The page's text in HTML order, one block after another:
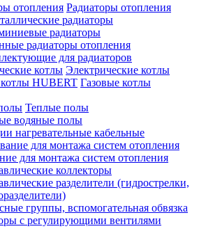
Радиаторы отопления
радиаторы
радиаторы
радиаторы отопления
для радиаторов
Электрические котлы
Газовые котлы
Теплые полы
водяные полы
нагревательные кабельные
для монтажа систем отопления
коллекторы
разделители (гидрострелки,
группы, вспомогательная обвязка